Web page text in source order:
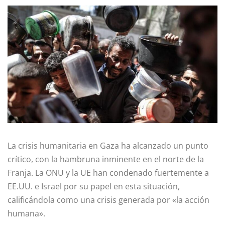
La crisis humanitaria en Gaza ha alcanzado un punto
crítico, con la hambruna inminente en el norte de la
Franja. La ONU y la UE han condenado fuertemente a
EE.UU. e Israel por su papel en esta situación,
calificándola como una crisis generada por «la acción
humana».